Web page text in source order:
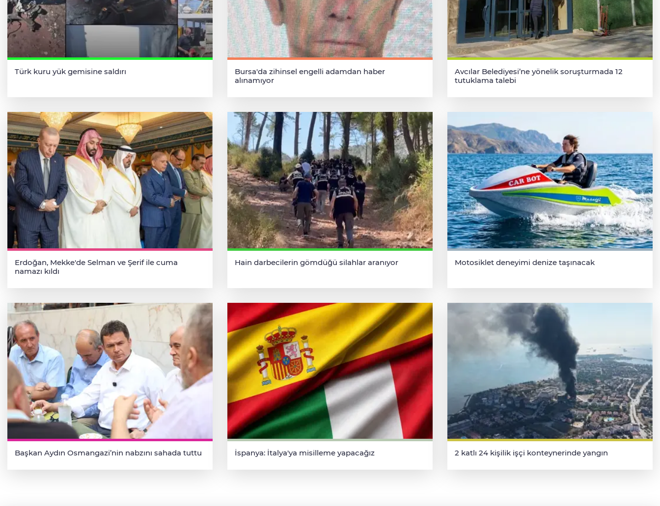
Türk kuru yük gemisine saldırı
Bursa'da zihinsel engelli adamdan haber
alınamıyor
Avcılar Belediyesi’ne yönelik soruşturmada 12
tutuklama talebi
Erdoğan, Mekke'de Selman ve Şerif ile cuma
namazı kıldı
Hain darbecilerin gömdüğü silahlar aranıyor Motosiklet deneyimi denize taşınacak
Başkan Aydın Osmangazi’nin nabzını sahada tuttu İspanya: İtalya'ya misilleme yapacağız 2 katlı 24 kişilik işçi konteynerinde yangın